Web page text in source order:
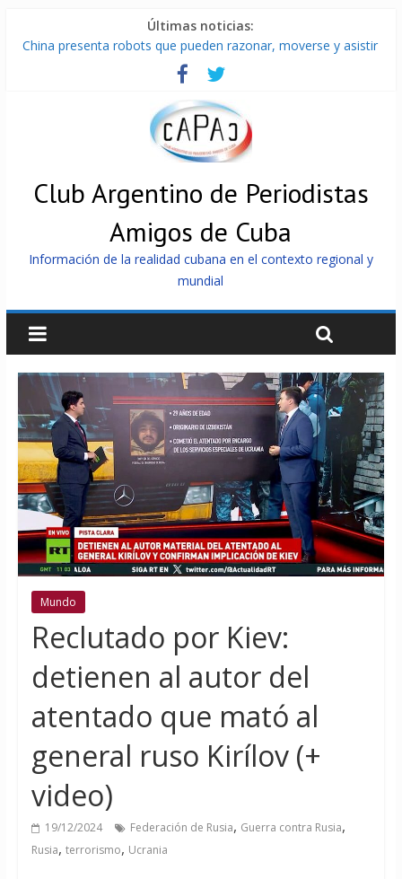
Últimas noticias:
China presenta robots que pueden razonar, moverse y asistir
La Habana avanza en reconexión tras nuevo apagón
Brutal represión contra los que marchan para que no se
Distribuyen en Cuba Equipos fotovoltaicos recibidos desde
Milei firmó memorándum con EE.UU sin informarlo
Club Argentino de Periodistas
Amigos de Cuba
Información de la realidad cubana en el contexto regional y
mundial
Mundo
Reclutado por Kiev:
detienen al autor del
atentado que mató al
general ruso Kirílov (+
video)
19/12/2024 Federación de Rusia, Guerra contra Rusia,
Rusia, terrorismo, Ucrania